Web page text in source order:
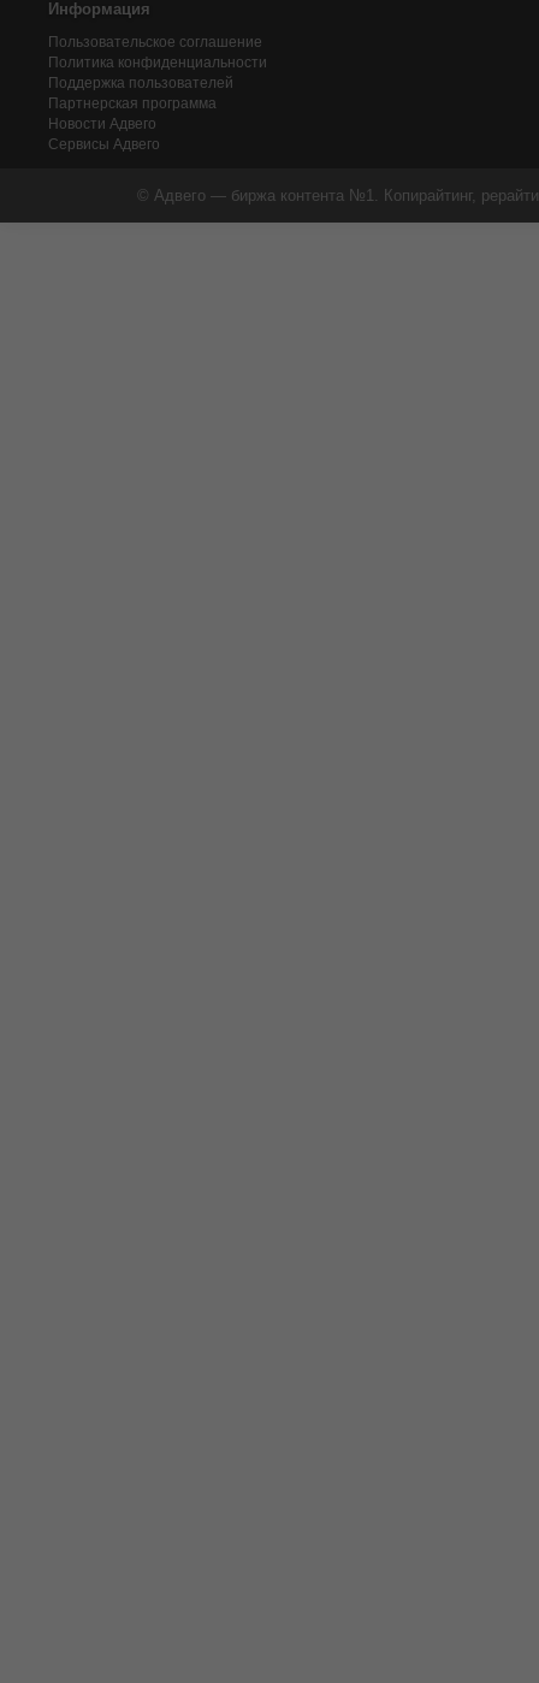
Информация
Пользовательское соглашение
Политика конфиденциальности
Поддержка пользователей
Партнерская программа
Новости Адвего
Сервисы Адвего
© Адвего — биржа контента №1. Копирайтинг,